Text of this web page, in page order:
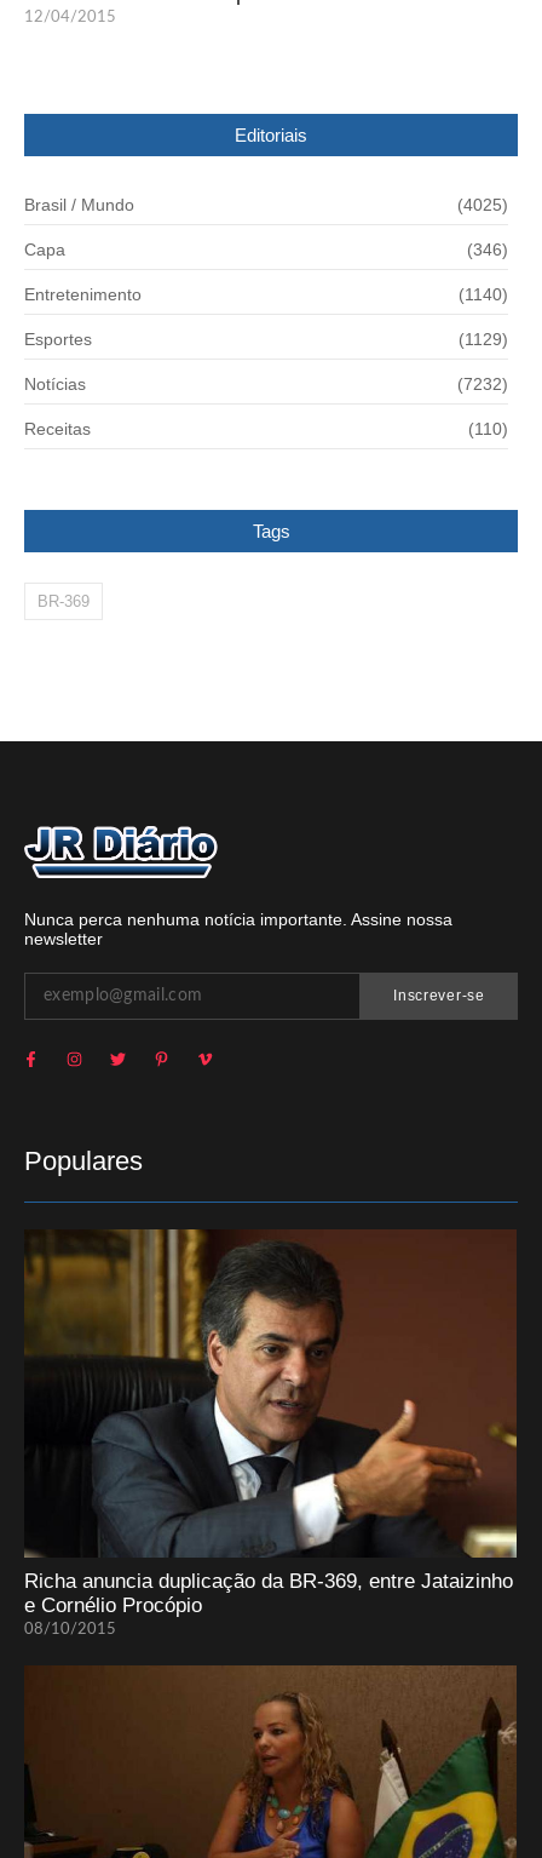
12/04/2015
Editoriais
Brasil / Mundo (4025)
Capa (346)
Entretenimento (1140)
Esportes (1129)
Notícias (7232)
Receitas (110)
Tags
BR-369
Nunca perca nenhuma notícia importante. Assine nossa
newsletter
Inscrever-se
Populares
Richa anuncia duplicação da BR-369, entre Jataizinho
e Cornélio Procópio
08/10/2015